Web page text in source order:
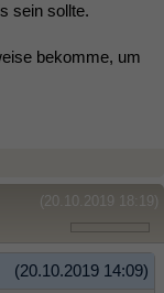
sein sollte.
bekomme, um
(20.10.2019 18:19)
(20.10.2019 14:09)